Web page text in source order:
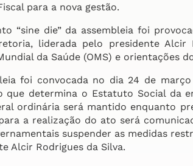
para a nova gestão.
“sine die” da assembleia foi
liderada pelo presidente Alcir
da Saúde (OMS) e orientações
foi convocada no dia 24 de
que determina o Estatuto Social da
ordinária será mantido enquanto
a realização do ato será
suspender as medidas
Alcir Rodrigues da Silva.